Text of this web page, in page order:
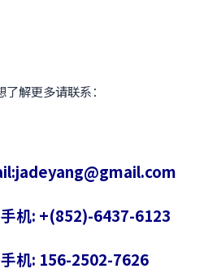
了解更多请联系：
机: +(852)-6437-6123
机: 156-2502-7626